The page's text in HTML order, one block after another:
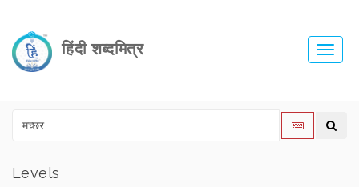
हिंदी शब्दमित्र
Levels